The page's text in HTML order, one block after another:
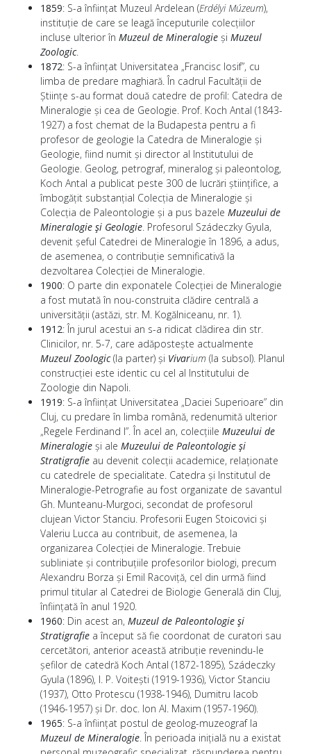
1859: S-a înființat Muzeul Ardelean (Erdélyi Múzeum),
instituție de care se leagă începuturile colecțiilor
incluse ulterior în Muzeul de Mineralogie și Muzeul
Zoologic.
1872: S-a înființat Universitatea „Francisc Iosif”, cu
limba de predare maghiară. În cadrul Facultății de
Științe s-au format două catedre de profil: Catedra de
Mineralogie și cea de Geologie. Prof. Koch Antal (1843-
1927) a fost chemat de la Budapesta pentru a fi
profesor de geologie la Catedra de Mineralogie și
Geologie, fiind numit și director al Institutului de
Geologie. Geolog, petrograf, mineralog și paleontolog,
Koch Antal a publicat peste 300 de lucrări științifice, a
îmbogățit substanțial Colecția de Mineralogie și
Colecția de Paleontologie și a pus bazele Muzeului de
Mineralogie și Geologie . Profesorul Szádeczky Gyula,
devenit șeful Catedrei de Mineralogie în 1896, a adus,
de asemenea, o contribuție semnificativă la
dezvoltarea Colecției de Mineralogie.
1900: O parte din exponatele Colecției de Mineralogie
a fost mutată în nou-construita clădire centrală a
universității (astăzi, str. M. Kogălniceanu, nr. 1).
1912: În jurul acestui an s-a ridicat clădirea din str.
Clinicilor, nr. 5-7, care adăpostește actualmente
Muzeul Zoologic(la parter) și Vivarium (la subsol). Planul
construcției este identic cu cel al Institutului de
Zoologie din Napoli.
1919: S-a înființat Universitatea „Daciei Superioare” din
Cluj, cu predare în limba română, redenumită ulterior
„Regele Ferdinand I”. În acel an, colecțiile Muzeului de
Mineralogie și ale Muzeului de Paleontologie și
Stratigrafie au devenit colecții academice, relaționate
cu catedrele de specialitate. Catedra și Institutul de
Mineralogie-Petrografie au fost organizate de savantul
Gh. Munteanu-Murgoci, secondat de profesorul
clujean Victor Stanciu. Profesorii Eugen Stoicovici și
Valeriu Lucca au contribuit, de asemenea, la
organizarea Colecției de Mineralogie. Trebuie
subliniate și contribuțiile profesorilor biologi, precum
Alexandru Borza și Emil Racoviță, cel din urmă fiind
primul titular al Catedrei de Biologie Generală din Cluj,
înființată în anul 1920.
1960: Din acest an, Muzeul de Paleontologie și
Stratigrafie a început să fie coordonat de curatori sau
cercetători, anterior această atribuţie revenindu-le
șefilor de catedră Koch Antal (1872-1895), Szádeczky
Gyula (1896), I. P. Voitești (1919-1936), Victor Stanciu
(1937), Otto Protescu (1938-1946), Dumitru Iacob
(1946-1957) și Dr. doc. Ion Al. Maxim (1957-1960).
1965: S-a înființat postul de geolog-muzeograf la
Muzeul de Mineralogie . În perioada inițială nu a existat